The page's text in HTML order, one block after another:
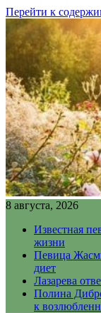
Перейти к
8 августа, 2026
Известная
жизни
Певица
диет
Лазарева
Полина
к